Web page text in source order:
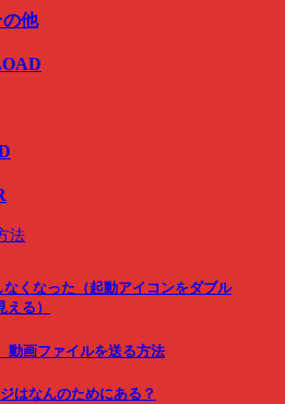
の他
法
くなった（起動アイコンをダブル
る）
動画ファイルを送る方法
はなんのためにある？